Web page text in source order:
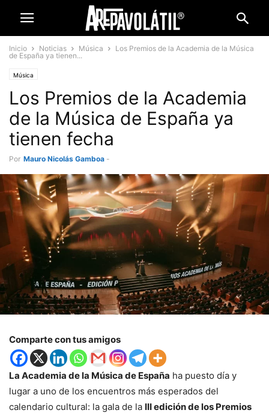
Inicio Noticias Música
Los Premios de la Academia de la Música
de España ya tienen...
Música
Los Premios de la Academia
de la Música de España ya
tienen fecha
Por Mauro Nicolás Gamboa -
Comparte con tus amigos
La Academia de la Música de España ha puesto día y
lugar a uno de los encuentros más esperados del
calendario cultural: la gala de la III edición de los Premios